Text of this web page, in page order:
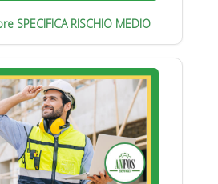
SPECIFICA RISCHIO MEDIO